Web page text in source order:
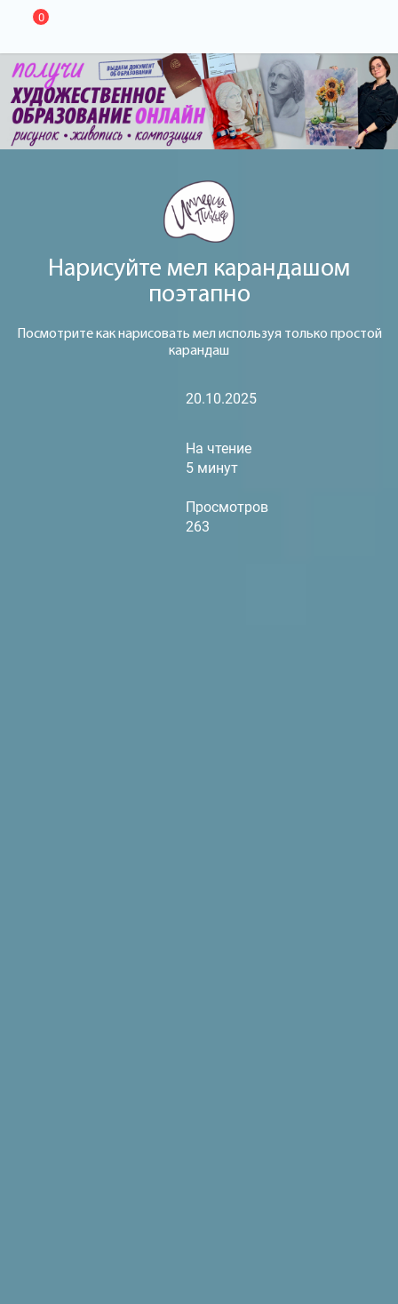
0
Нарисуйте мел карандашом
поэтапно
Посмотрите как нарисовать мел используя только простой
карандаш
20.10.2025
На чтение
5 минут
Просмотров
263